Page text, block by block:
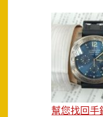
幫您找回手